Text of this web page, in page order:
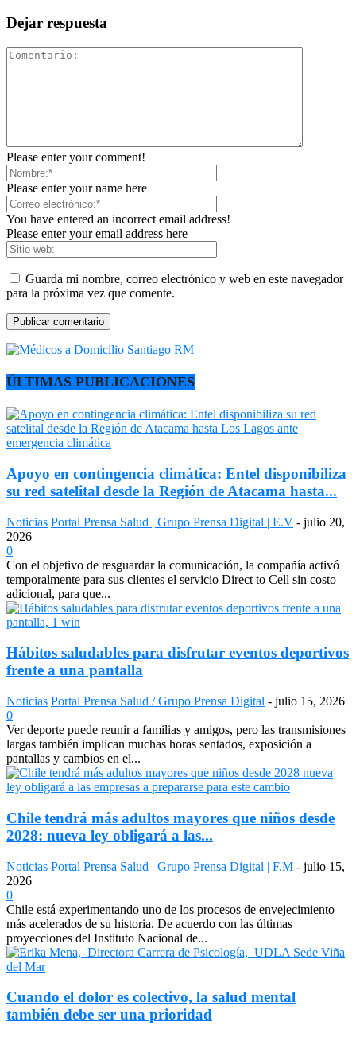
Dejar respuesta
Please enter your comment!
Please enter your name here
You have entered an incorrect email address!
Please enter your email address here
Guarda mi nombre, correo electrónico y web en este navegador
para la próxima vez que comente.
ÚLTIMAS PUBLICACIONES
Apoyo en contingencia climática: Entel disponibiliza
su red satelital desde la Región de Atacama hasta...
Noticias Portal Prensa Salud | Grupo Prensa Digital | E.V - julio 20,
2026
0
Con el objetivo de resguardar la comunicación, la compañía activó
temporalmente para sus clientes el servicio Direct to Cell sin costo
adicional, para que...
Hábitos saludables para disfrutar eventos deportivos
frente a una pantalla
Noticias Portal Prensa Salud / Grupo Prensa Digital - julio 15, 2026
0
Ver deporte puede reunir a familias y amigos, pero las transmisiones
largas también implican muchas horas sentados, exposición a
pantallas y cambios en el...
Chile tendrá más adultos mayores que niños desde
2028: nueva ley obligará a las...
Noticias Portal Prensa Salud | Grupo Prensa Digital | F.M - julio 15,
2026
0
Chile está experimentando uno de los procesos de envejecimiento
más acelerados de su historia. De acuerdo con las últimas
proyecciones del Instituto Nacional de...
Cuando el dolor es colectivo, la salud mental
también debe ser una prioridad